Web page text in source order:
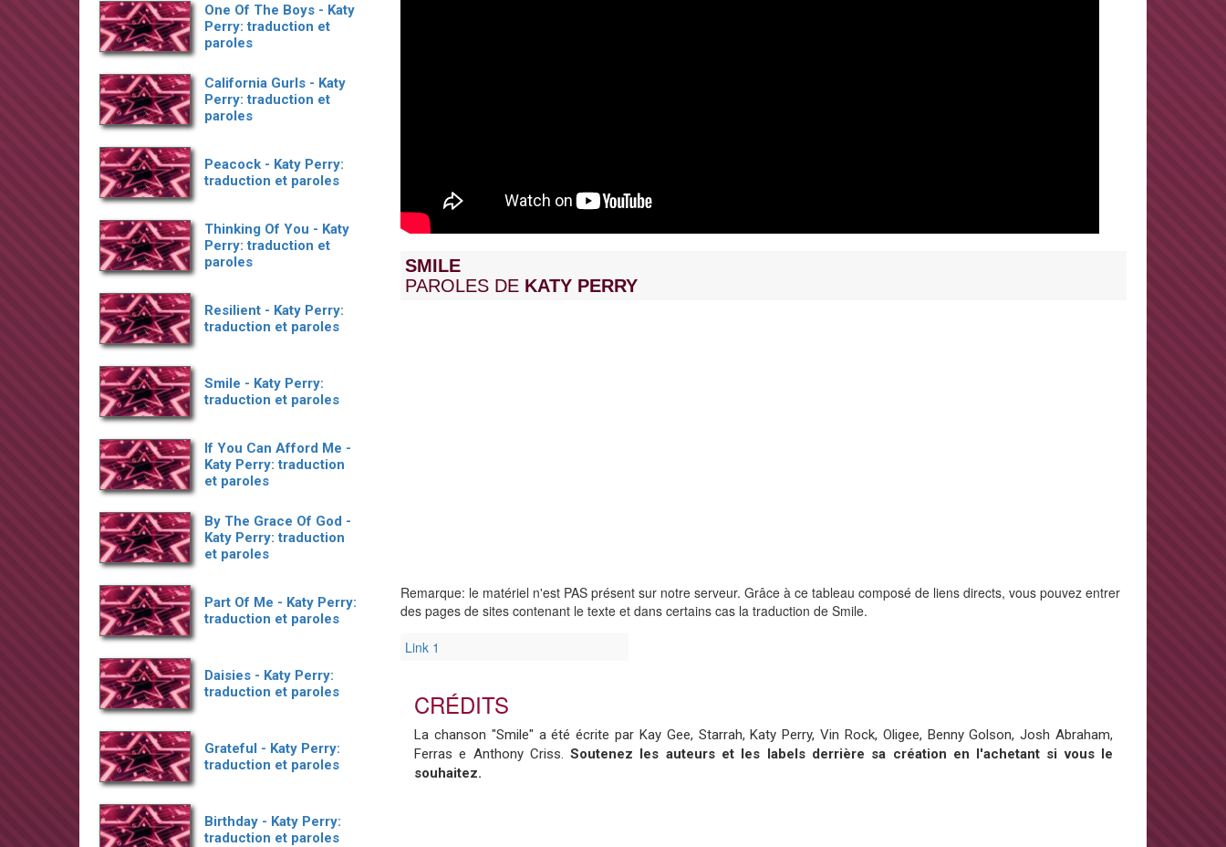
SMILE
PAROLES DE KATY PERRY
Remarque: le matériel n'est PAS présent sur notre serveur. Grâce à ce tableau composé de liens directs, vous pouvez entrer
des pages de sites contenant le texte et dans certains cas la traduction de Smile.
Link 1
CRÉDITS
La chanson "Smile" a été écrite par Kay Gee, Starrah, Katy Perry, Vin Rock, Oligee, Benny Golson, Josh Abraham,
Ferras e Anthony Criss.Soutenez les auteurs et les labels derrière sa création en l'achetant si vous le
souhaitez.
One Of The Boys - Katy
Perry: traduction et
paroles
California Gurls - Katy
Perry: traduction et
paroles
Peacock - Katy Perry:
traduction et paroles
Thinking Of You - Katy
Perry: traduction et
paroles
Resilient - Katy Perry:
traduction et paroles
Smile - Katy Perry:
traduction et paroles
If You Can Afford Me -
Katy Perry: traduction
et paroles
By The Grace Of God -
Katy Perry: traduction
et paroles
Part Of Me - Katy Perry:
traduction et paroles
Daisies - Katy Perry:
traduction et paroles
Grateful - Katy Perry:
traduction et paroles
Birthday - Katy Perry:
traduction et paroles